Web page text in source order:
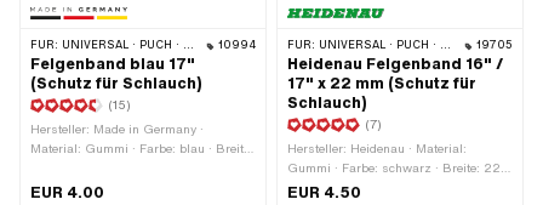
FÜR: UNIVERSAL · PUCH · SACHS · PONY / CILO (BETA 521 & 512) · PIAGGIO · ZÜNDAPP BELMONDO · TOMOS 10994
Felgenband blau 17"
(Schutz für Schlauch)
(15)
Hersteller: Made in Germany ·
Material: Gummi · Farbe: blau · Breite:
Radgrösse: 17 "
EUR 4.00
FÜR: UNIVERSAL · PUCH · SACHS · PONY / CILO (BETA 521 & 512) · PIAGGIO · ZÜNDAPP BELMONDO · TOMOS · BYE BIKE · ALPA CHOPPER / TURBO · CILO 19705
Heidenau Felgenband 16" /
17" x 22 mm (Schutz für
Schlauch)
(7)
Hersteller: Heidenau · Material:
Gummi · Farbe: schwarz · Breite: 22
mm · Gesamtlänge: 1150 mm ·
EUR 4.50